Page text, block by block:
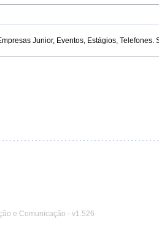
Junior, Eventos, Estágios, Telefones.
e Comunicação - v1.526